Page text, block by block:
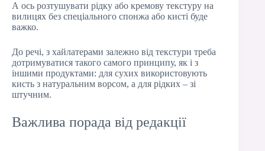
А ось розтушувати рідку або кремову текстуру на
вилицях без спеціального спонжа або кисті буде
важко.
До речі, з хайлатерами залежно від текстури треба
дотримуватися такого самого принципу, як і з
іншими продуктами: для сухих використовують
кисть з натуральним ворсом, а для рідких – зі
штучним.
Важлива порада від редакції